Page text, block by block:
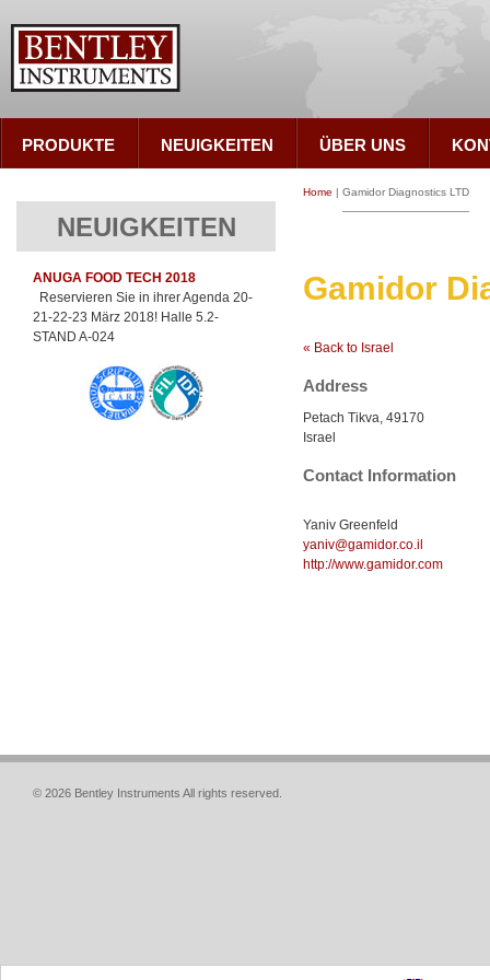
PRODUKTE NEUIGKEITEN ÜBER UNS
Home | Gamidor Diagnostics LTD
Gamidor
« Back to Israel
Address
Petach Tikva, 49170
Israel
Contact Information
Yaniv Greenfeld
yaniv@gamidor.co.il
http://www.gamidor.com
NEUIGKEITEN
ANUGA FOOD TECH 2018
Reservieren Sie in ihrer Agenda 20-
21-22-23 März 2018! Halle 5.2-
STAND A-024
© 2026 Bentley Instruments All rights reserved.